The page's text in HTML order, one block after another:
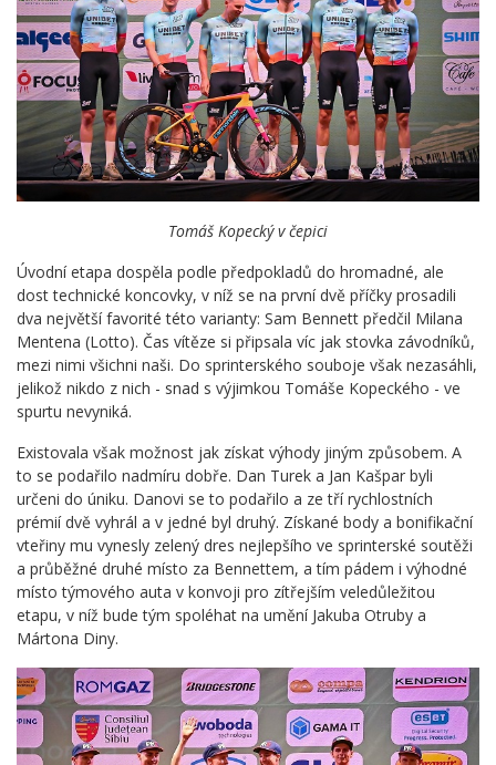
Tomáš Kopecký v čepici
Úvodní etapa dospěla podle předpokladů do hromadné, ale
dost technické koncovky, v níž se na první dvě příčky prosadili
dva největší favorité této varianty: Sam Bennett předčil Milana
Mentena (Lotto). Čas vítěze si připsala víc jak stovka závodníků,
mezi nimi všichni naši. Do sprinterského souboje však nezasáhli,
jelikož nikdo z nich - snad s výjimkou Tomáše Kopeckého - ve
spurtu nevyniká.
Existovala však možnost jak získat výhody jiným způsobem. A
to se podařilo nadmíru dobře. Dan Turek a Jan Kašpar byli
určeni do úniku. Danovi se to podařilo a ze tří rychlostních
prémií dvě vyhrál a v jedné byl druhý. Získané body a bonifikační
vteřiny mu vynesly zelený dres nejlepšího ve sprinterské soutěži
a průběžné druhé místo za Bennettem, a tím pádem i výhodné
místo týmového auta v konvoji pro zítřejším veledůležitou
etapu, v níž bude tým spoléhat na umění Jakuba Otruby a
Mártona Diny.